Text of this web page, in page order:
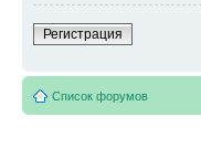
Регистрация
Список форумов